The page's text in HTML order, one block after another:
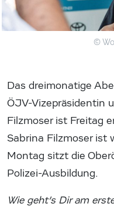
©
Das dreimonatige
ÖJV-Vizepräsidentin
Filzmoser ist Freitag
Sabrina Filzmoser ist
Montag sitzt die
Polizei-Ausbildung.
Wie geht’s Dir am